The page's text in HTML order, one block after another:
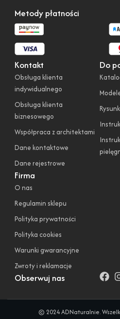
Firma
O nas
Regulamin sklepu
Polityka prywatności
Polityka cookies
Warunki gwarancyjne
Zwroty i reklamacje
Kontakt
Obsługa klienta
indywidualnego
Obsługa klienta
biznesowego
Współpraca z architektami
Dane kontaktowe
Dane rejestrowe
Do
Metody płatności
Obserwuj nas
© 2024 ADNaturalnie.